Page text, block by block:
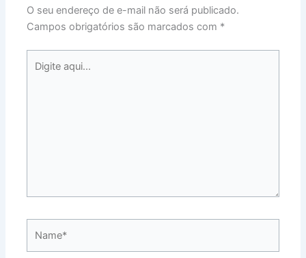
O seu endereço de e-mail não será publicado.
Campos obrigatórios são marcados com *
aqui...